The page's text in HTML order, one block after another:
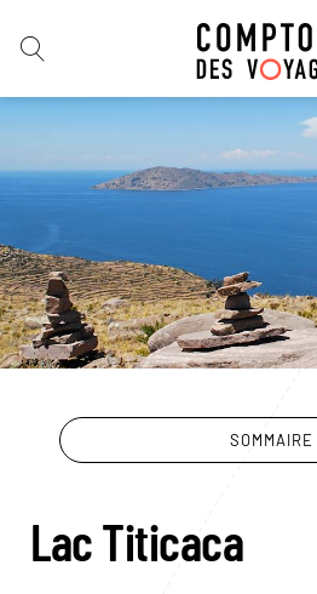
SOMMAIRE
Lac Titicaca